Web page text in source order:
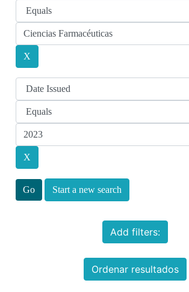
Start a new search
Add filters:
Ordenar resultados